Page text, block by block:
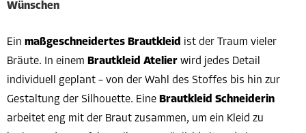
Wünschen
Ein maßgeschneidertes Brautkleid ist der Traum vieler
Bräute. In einem Brautkleid Atelier wird jedes Detail
individuell geplant – von der Wahl des Stoffes bis hin zur
Gestaltung der Silhouette. Eine Brautkleid Schneiderin
arbeitet eng mit der Braut zusammen, um ein Kleid zu